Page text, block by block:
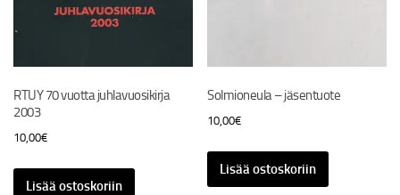
RTUY 70 vuotta juhlavuosikirja
2003
10,00€
Lisää ostoskoriin
Solmioneula – jäsentuote
10,00€
Lisää ostoskoriin